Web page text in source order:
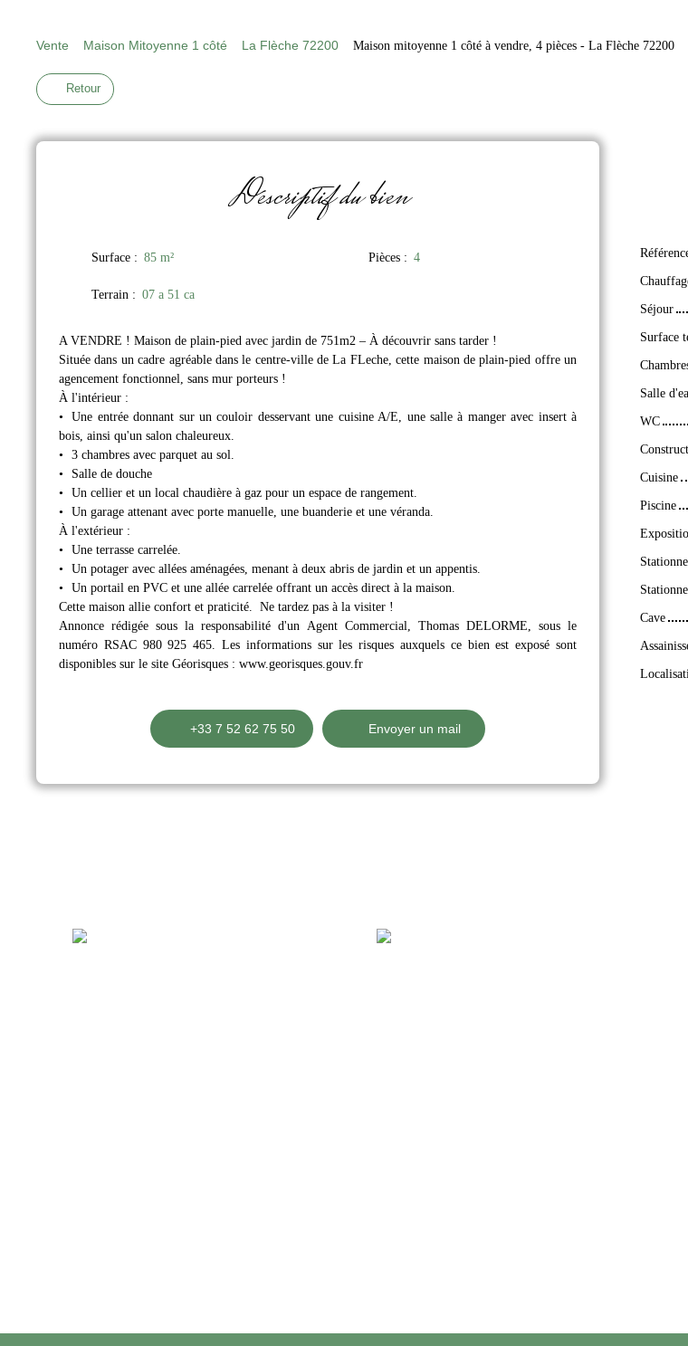
Vente Maison Mitoyenne 1 côté La Flèche 72200 Maison mitoyenne 1 côté à vendre, 4 pièces - La Flèche 72200
Retour
Descriptifdu bien
Surface : 85 m² Pièces : 4
Terrain : 07 a 51 ca
A VENDRE ! Maison de plain-pied avec jardin de 751m2 – À découvrir sans tarder !
Située dans un cadre agréable dans le centre-ville de La FLeche, cette maison de plain-pied offre un
agencement fonctionnel, sans mur porteurs !
À l'intérieur :
Une entrée donnant sur un couloir desservant une cuisine A/E, une salle à manger avec insert à
bois, ainsi qu'un salon chaleureux.
3 chambres avec parquet au sol.
Salle de douche
Un cellier et un local chaudière à gaz pour un espace de rangement.
Un garage attenant avec porte manuelle, une buanderie et une véranda.
À l'extérieur :
Une terrasse carrelée.
Un potager avec allées aménagées, menant à deux abris de jardin et un appentis.
Un portail en PVC et une allée carrelée offrant un accès direct à la maison.
Cette maison allie confort et praticité. Ne tardez pas à la visiter !
Annonce rédigée sous la responsabilité d'un Agent Commercial, Thomas DELORME, sous le
numéro RSAC 980 925 465. Les informations sur les risques auxquels ce bien est exposé sont
disponibles sur le site Géorisques : www.georisques.gouv.fr
+33 7 52 62 75 50 Envoyer un mail
Séjour
Surface
Salle
WC
Cuisine
Piscine
Cave